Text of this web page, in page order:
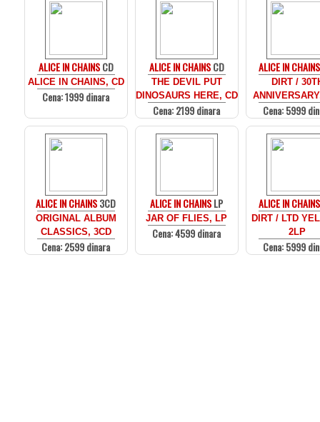
ALICE IN CHAINSCD
ALICE IN CHAINS, CD
Cena: 1999 dinara
ALICE IN CHAINSCD
THE DEVIL PUT
DINOSAURS HERE, CD
Cena: 2199 dinara
ALICE IN CHAINS
DIRT /
Cena: 5999
ALICE IN CHAINS3CD
ORIGINAL ALBUM
CLASSICS, 3CD
Cena: 2599 dinara
ALICE IN CHAINSLP
JAR OF FLIES, LP
Cena: 4599 dinara
ALICE IN CHAINS
DIRT / LTD
2LP
Cena: 5999